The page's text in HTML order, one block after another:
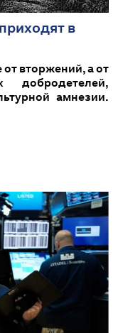
в
вторжений, а от
амнезии.